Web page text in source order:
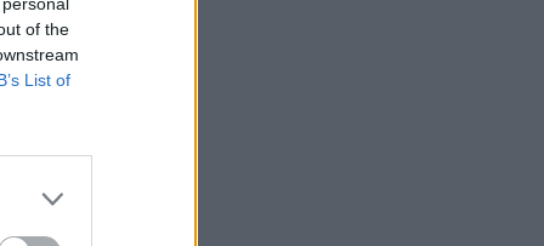
of the
List of